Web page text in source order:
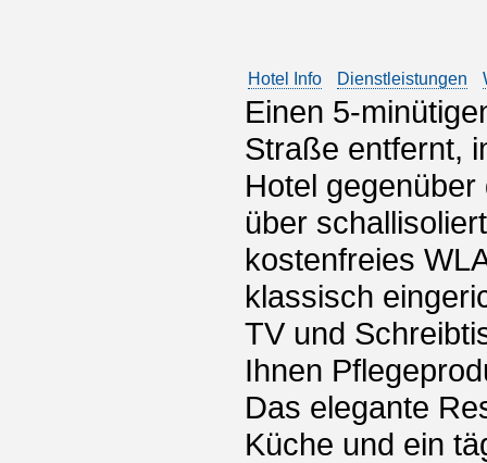
Hotel Info Dienstleistungen
Einen 5-
Straße entfernt,
Hotel
über
kostenfreies
klassisch
TV und
Ihnen
Das elegante
Küche und ein